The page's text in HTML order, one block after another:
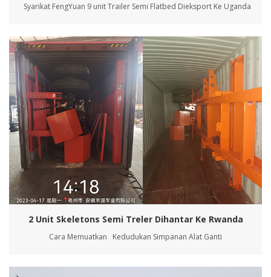
Syarikat FengYuan 9 unit Trailer Semi Flatbed Dieksport Ke Uganda
2 Unit Skeletons Semi Treler Dihantar Ke Rwanda
Cara Memuatkan Kedudukan Simpanan Alat Ganti